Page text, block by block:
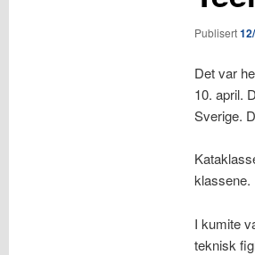
Publisert
Det var
10. april.
Sverige.
klassene.
I kumite
teknisk